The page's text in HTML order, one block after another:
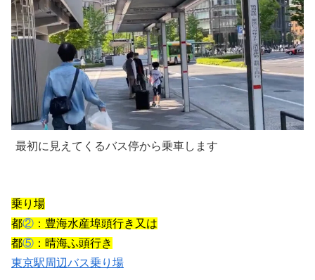
最初に見えてくるバス停から乗車します
乗り場
都② ：豊海水産埠頭行き又は
都⑤ ：晴海ふ頭行き
東京駅周辺バス乗り場